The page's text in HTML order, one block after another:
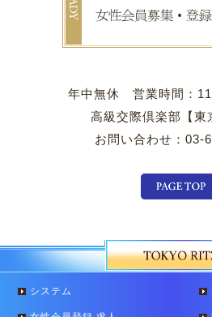
年中無休 営業時間：
高級交際倶楽部【東
お問い合わせ：03-
システム